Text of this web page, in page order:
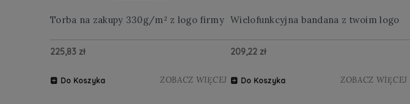
Torba na zakupy 330g/m² z logo firmy
225,83 zł
Do Koszyka ZOBACZ WIĘCEJ
Wielofunkcyjna bandana z twoim logo
209,22 zł
Do Koszyka ZOBACZ WIĘCEJ